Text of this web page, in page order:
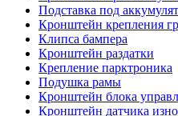
Подставка под
Кронштейн крепления
Клипса бампера
Кронштейн раздатки
Крепление парктроника
Подушка рамы
Кронштейн блока
Кронштейн датчика